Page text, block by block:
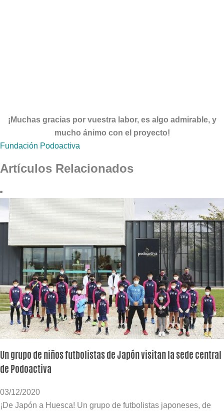
¡Muchas gracias por vuestra labor, es algo admirable, y
mucho ánimo con el proyecto!
Fundación Podoactiva
Artículos Relacionados
Un grupo de niños futbolistas de Japón visitan la sede central
de Podoactiva
03/12/2020
¡De Japón a Huesca! Un grupo de futbolistas japoneses, de